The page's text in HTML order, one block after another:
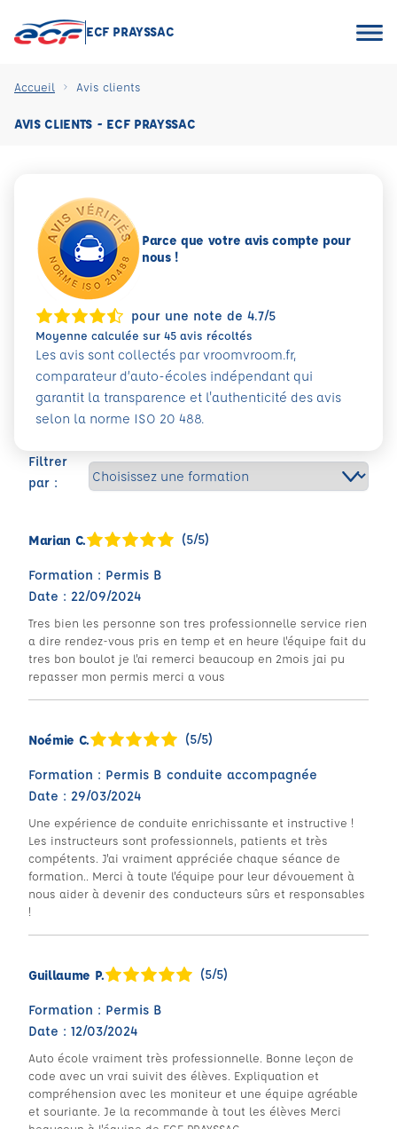
ECF PRAYSSAC
Accueil Avis clients
AVIS CLIENTS - ECF PRAYSSAC
Filtrer
par :
Marian C. (5/5)
Formation : Permis B
Date : 22/09/2024
Tres bien les personne son tres professionnelle service rien
a dire rendez-vous pris en temp et en heure l'équipe fait du
tres bon boulot je l'ai remerci beaucoup en 2mois jai pu
repasser mon permis merci a vous
Noémie C. (5/5)
Formation : Permis B conduite accompagnée
Date : 29/03/2024
Une expérience de conduite enrichissante et instructive !
Les instructeurs sont professionnels, patients et très
compétents. J'ai vraiment appréciée chaque séance de
formation.. Merci à toute l'équipe pour leur dévouement à
nous aider à devenir des conducteurs sûrs et responsables
!
Guillaume P. (5/5)
Formation : Permis B
Date : 12/03/2024
Auto école vraiment très professionnelle. Bonne leçon de
code avec un vrai suivit des élèves. Expliquation et
compréhension avec les moniteur et une équipe agréable
et souriante. Je la recommande à tout les élèves Merci
Parce que votre avis compte pour
nous !
pour une note de 4.7/5
Moyenne calculée sur 45 avis récoltés
Les avis sont collectés par vroomvroom.fr,
comparateur d’auto-écoles indépendant qui
garantit la transparence et l'authenticité des avis
selon la norme ISO 20 488.